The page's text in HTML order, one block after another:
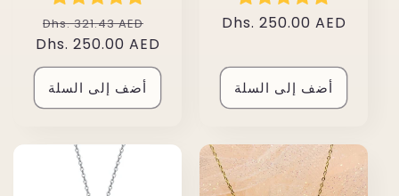
سعر
عادي
Dhs. 321.43 AED
البيعDhs. 250.00 AED
أضف إلى السلة
سعر
Dhs. 250.00 AED
أضف إلى السلة